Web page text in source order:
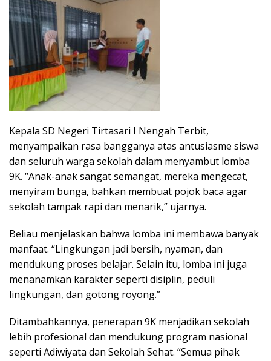
Kepala SD Negeri Tirtasari I Nengah Terbit,
menyampaikan rasa bangganya atas antusiasme siswa
dan seluruh warga sekolah dalam menyambut lomba
9K. “Anak-anak sangat semangat, mereka mengecat,
menyiram bunga, bahkan membuat pojok baca agar
sekolah tampak rapi dan menarik,” ujarnya.
Beliau menjelaskan bahwa lomba ini membawa banyak
manfaat. “Lingkungan jadi bersih, nyaman, dan
mendukung proses belajar. Selain itu, lomba ini juga
menanamkan karakter seperti disiplin, peduli
lingkungan, dan gotong royong.”
Ditambahkannya, penerapan 9K menjadikan sekolah
lebih profesional dan mendukung program nasional
seperti Adiwiyata dan Sekolah Sehat. “Semua pihak